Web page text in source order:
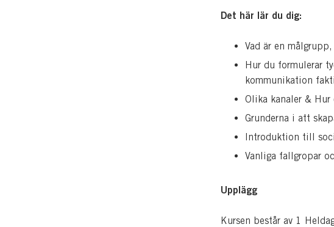
Det här lär du dig:
Vad är en
Hur du formulerar
kommunikation
Olika kanaler &
Grunderna i att
Introduktion till
Vanliga fallgropar
Upplägg
Kursen består av 1